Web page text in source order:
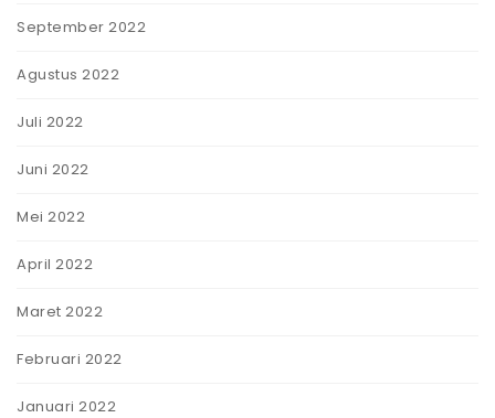
September 2022
Agustus 2022
Juli 2022
Juni 2022
Mei 2022
April 2022
Maret 2022
Februari 2022
Januari 2022